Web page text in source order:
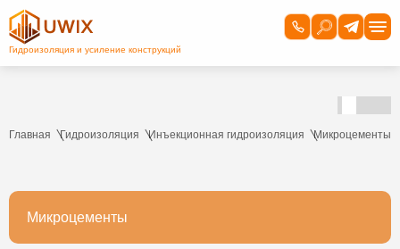
Главная Гидроизоляция Инъекционная гидроизоляция Микроцементы
Микроцементы